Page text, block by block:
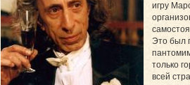
игру
Это был
только
всей